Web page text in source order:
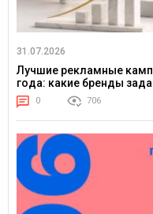
31.07.2026
Лучшие рекламные
года: какие бренды
0 706